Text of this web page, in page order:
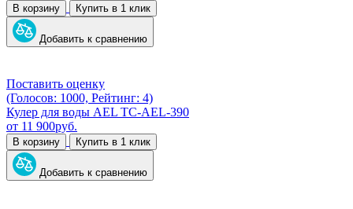
В корзину Купить в 1 клик
Добавить к сравнению
Поставить оценку
(Голосов: 1000, Рейтинг: 4)
Кулер для воды AEL TC-AEL-390
от 11 900руб.
В корзину Купить в 1 клик
Добавить к сравнению